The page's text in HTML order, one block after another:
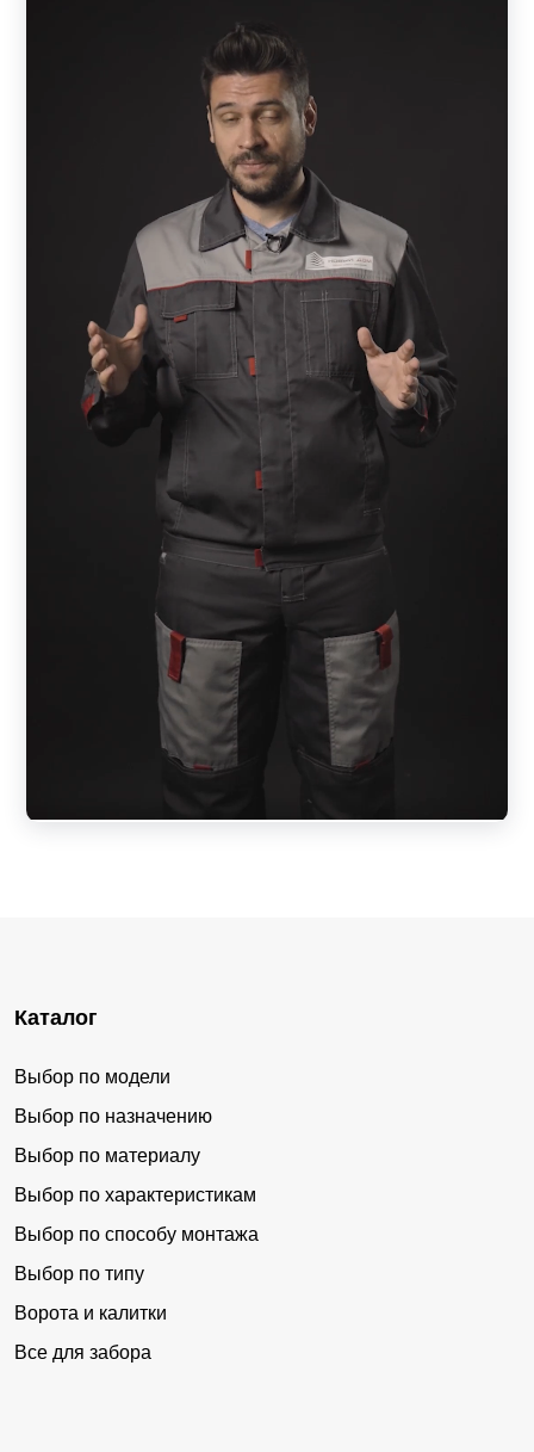
Каталог
Выбор по модели
Выбор по назначению
Выбор по материалу
Выбор по характеристикам
Выбор по способу монтажа
Выбор по типу
Ворота и калитки
Все для забора